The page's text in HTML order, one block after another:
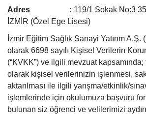
Adres : 119/1 Sokak No:3
İZMİR (Özel Ege Lisesi)
İzmir Eğitim Sağlık Sanayi Yatırım A.Ş.
olarak 6698 sayılı Kişisel Verilerin
(“KVKK”) ve ilgili mevzuat
olarak kişisel verilerinizin işlenmesi,
aktarılması ile ilgili yarışma/etkinlik/
işlemlerinde için okulumuza başvuru
bulunan siz öğrenci ve velilerimizi